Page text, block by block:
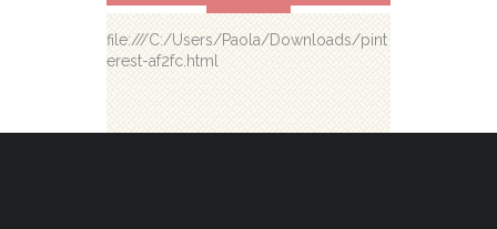
file:///C:/Users/Paola/Downloads/pint
erest-af2fc.html